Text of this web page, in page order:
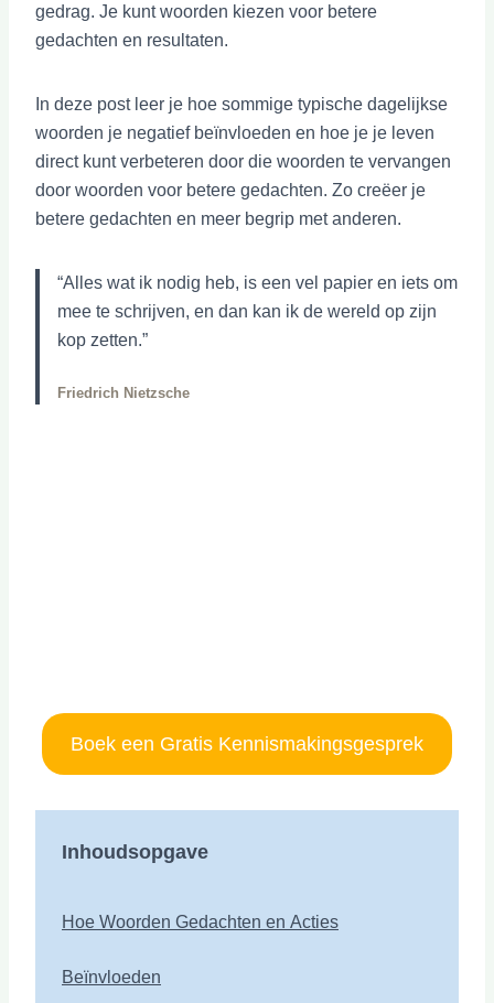
gedrag. Je kunt woorden kiezen voor betere
gedachten en resultaten.
In deze post leer je hoe sommige typische dagelijkse
woorden je negatief beïnvloeden en hoe je je leven
direct kunt verbeteren door die woorden te vervangen
door woorden voor betere gedachten. Zo creëer je
betere gedachten en meer begrip met anderen.
“Alles wat ik nodig heb, is een vel papier en iets om
mee te schrijven, en dan kan ik de wereld op zijn
kop zetten.”
Friedrich Nietzsche
Boek een Gratis Kennismakingsgesprek
Inhoudsopgave
Hoe Woorden Gedachten en Acties
Beïnvloeden